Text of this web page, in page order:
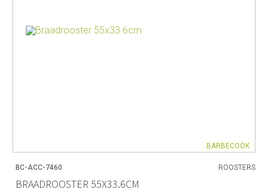
BARBECOOK
BC-ACC-7460 ROOSTERS
BRAADROOSTER 55X33.6CM